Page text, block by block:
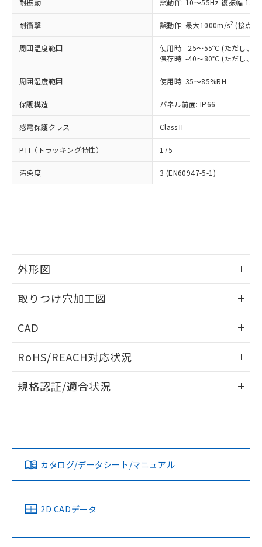
耐振動 誤動作: 10～55Hz 複振幅
耐衝撃 誤動作: 最大1000m/s2 (接点
周囲温度範囲
使用時: -25～55℃ (ただし、氷
保存時: -40～80℃ (ただし、氷
周囲湿度範囲 使用時: 35～85%RH
保護構造 パネル前面: IP66
感電保護クラス Class II
PTI（トラッキング特性） 175
汚染度 3 (EN60947-5-1)
外形図
取りつけ穴加工図
CAD
ドすることができます。
ログイン/会員登録
ダウンロードデータをご利用いただく前に、以下を必ずお読
みください。
ソフトウェアの使用条件
RoHS/REACH対応状況
EU RoHS 注意事項・凡例
対応済み
中国 RoHS 注意事項・凡例
規格認証/適合状況
カタログ/データシート/マニュアル
2D CADデータ
正式な納期状況および標準価格はお客
様のお取引先、またはお客様担当のオ
ムロン制御機器販売店・当社販売員に
オムロン制御機器販売店や当社販売拠
販売ネットワーク
」をご確認
在庫状況および標準価格結果を当社の
事前の承諾なく第三者に漏洩または開
示しないようお願いします。
マイパーツ機能（部品リスト作成サー
ビス）をご利用いただくには、I-Web
メンバーズにご登録されている必要が
お客様が当ウェブサイト上で当社にご
指します。
但し、RoHS指令で産業用監視および制御機器に対する
適用除外項目は除く。
フタル酸エステル類の４物質については閾値を超える意
図的な使用がないことを確認しています。
部品在庫の切り替え状況などにより、予定
月が前後することがあります。
※3 非含有証明書ダウンロード
51物質の非含有証明書（当社基準）
※本証明書は発行日時点で非含有を証明す
るもので、過去に遡って非含有を証明する
ものではありません。
また、RoHS指令のフタル酸エステル類４
欄に対応日を記載しておりました。
既に当社にて対応品への在庫切替を完了
していることから、特段のことがない限
り、2022年1月12日より割愛しておりま
す。
DBP(フタル酸ジブチル) : 1000ppm、 DIBP(フタル酸ジ
イソブチル) : 1000ppm、 BBP(フタル酸ブチルベンジ
DEHP(フタル酸ビス(2-エチルヘキシル)) : 1000ppm
準値以下であることを示します。
「10」：通常の使用状況下において有害物
質が外部に漏えいし、環境に深刻な影響を
及ぼさない年数を意味します。
「－」：未確認です。当社販売部門へお問
全に破砕するなど、違法に輸出されな
いよう必要な手段を講じます。
当社は貴社製品を、核兵器、ミサイ
ル、化学兵器、生物兵器またはその他
武器並びにこれらの製造装置等に一切
当社は、貴社製品を第三者に販売する
場合は、上記1、2および3の内容を当
該第三者に通知します。また当社は、
販売先および販売に係わる関係者が違
法に輸出するおそれがある場合は、取
り引きをいたしません。
一定数には満たないが在庫あり
－
在庫なし(最新の在庫状況につ
いては、お客様のお取引先、ま
たはお客様担当のオムロン制御
機器販売店・当社販売員にご確
空
受注生産機種、また在庫状況の
情報を公開していない機種